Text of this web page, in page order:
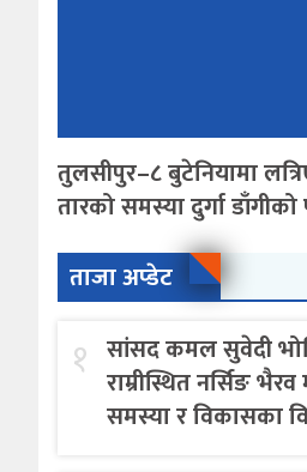
तुलसीपुर–८ बुटेनियामा
तारको समस्या दुर्गा
ताजा अप्डेट
१ सांसद कमल सुवेदी
राम्रीस्थित नर्सिङ
समस्या र विकासका